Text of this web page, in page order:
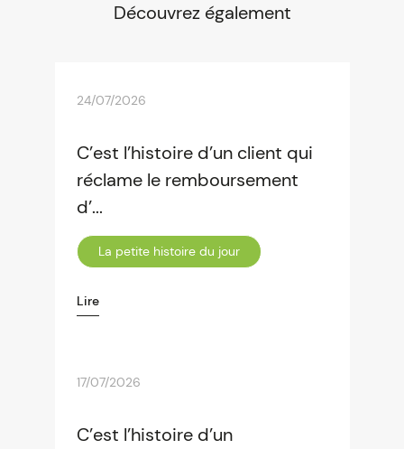
Découvrez également
24/07/2026
C’est l’histoire d’un client qui
réclame le remboursement
d’...
La petite histoire du jour
Lire
17/07/2026
C’est l’histoire d’un